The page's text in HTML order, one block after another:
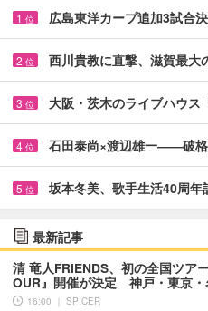
1 位 広島東洋カープ追加3試
2 位 西川貴教に直撃、滋賀最
3 位 大阪・茨木のライブハウ
4 位 石田泰尚×渡辺雄一――破
5 位 坂本冬美、歌手生活40周
最新記事
清 竜人FRIENDS、初の全国ツア
OUR』開催が決定 神戸・東京
16:00 ｜ SPICER